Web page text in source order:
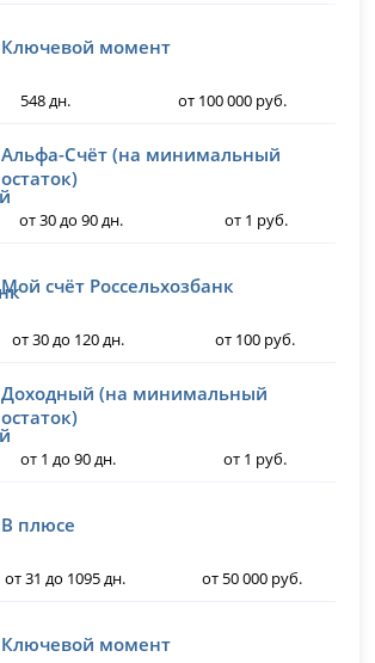
Ключевой момент
548 дн. от 100 000 руб.
Альфа-Счёт (на минимальный
остаток)
от 30 до 90 дн. от 1 руб.
Мой счёт Россельхозбанк
от 30 до 120 дн. от 100 руб.
Доходный (на минимальный
остаток)
от 1 до 90 дн. от 1 руб.
В плюсе
от 31 до 1095 дн. от 50 000 руб.
Ключевой момент